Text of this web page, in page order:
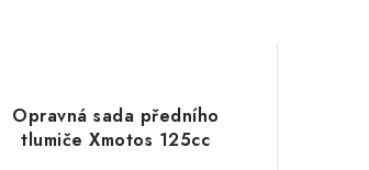
Opravná sada předního
tlumiče Xmotos 125cc